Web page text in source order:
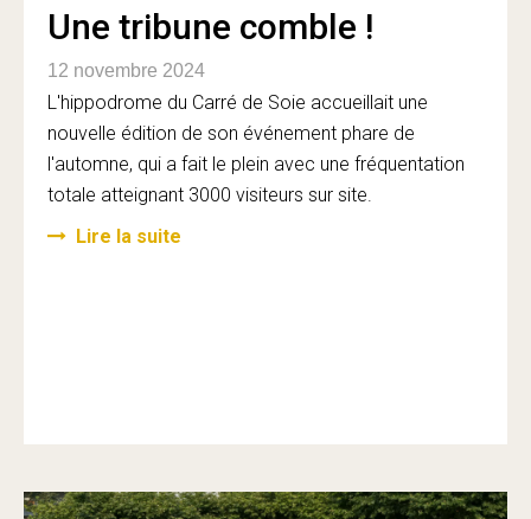
Une tribune comble !
12 novembre 2024
L'hippodrome du Carré de Soie accueillait une
nouvelle édition de son événement phare de
l'automne, qui a fait le plein avec une fréquentation
totale atteignant 3000 visiteurs sur site.
Lire la suite